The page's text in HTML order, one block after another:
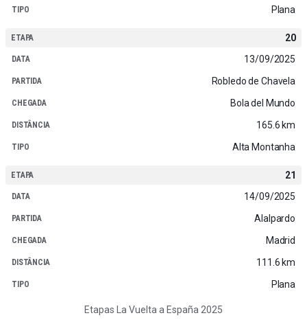
Plana
20
13/09/2025
Robledo de Chavela
Bola del Mundo
165.6 km
Alta Montanha
21
14/09/2025
Alalpardo
Madrid
111.6 km
Plana
Etapas La Vuelta a España 2025